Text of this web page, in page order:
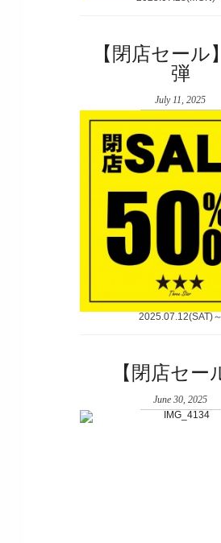
【閉店セール
弾
July 11, 2025
2025.07.12(SAT)～
【閉店セー
June 30, 2025